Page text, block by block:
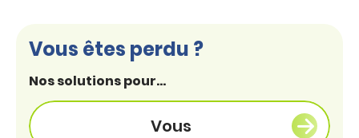
Vous êtes perdu ?
Nos solutions pour...
Vous